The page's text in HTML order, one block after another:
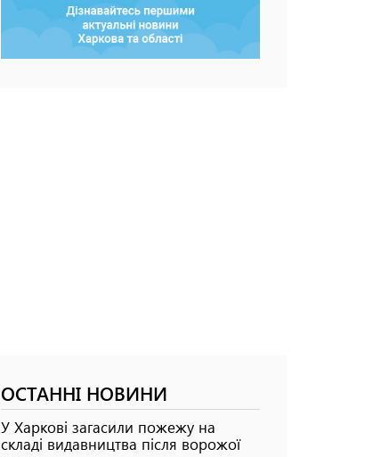
ОСТАННІ НОВИНИ
У Харкові загасили пожежу на
складі видавництва після ворожої